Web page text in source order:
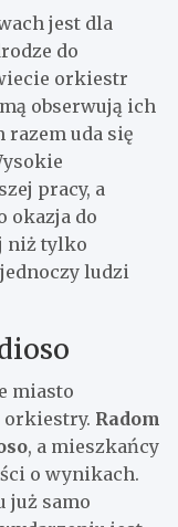
jest dla
do
orkiestr
obserwują ich
razem uda się
pracy, a
okazja do
niż tylko
ludzi
miasto
orkiestry. Radom
, a mieszkańcy
o wynikach.
już samo